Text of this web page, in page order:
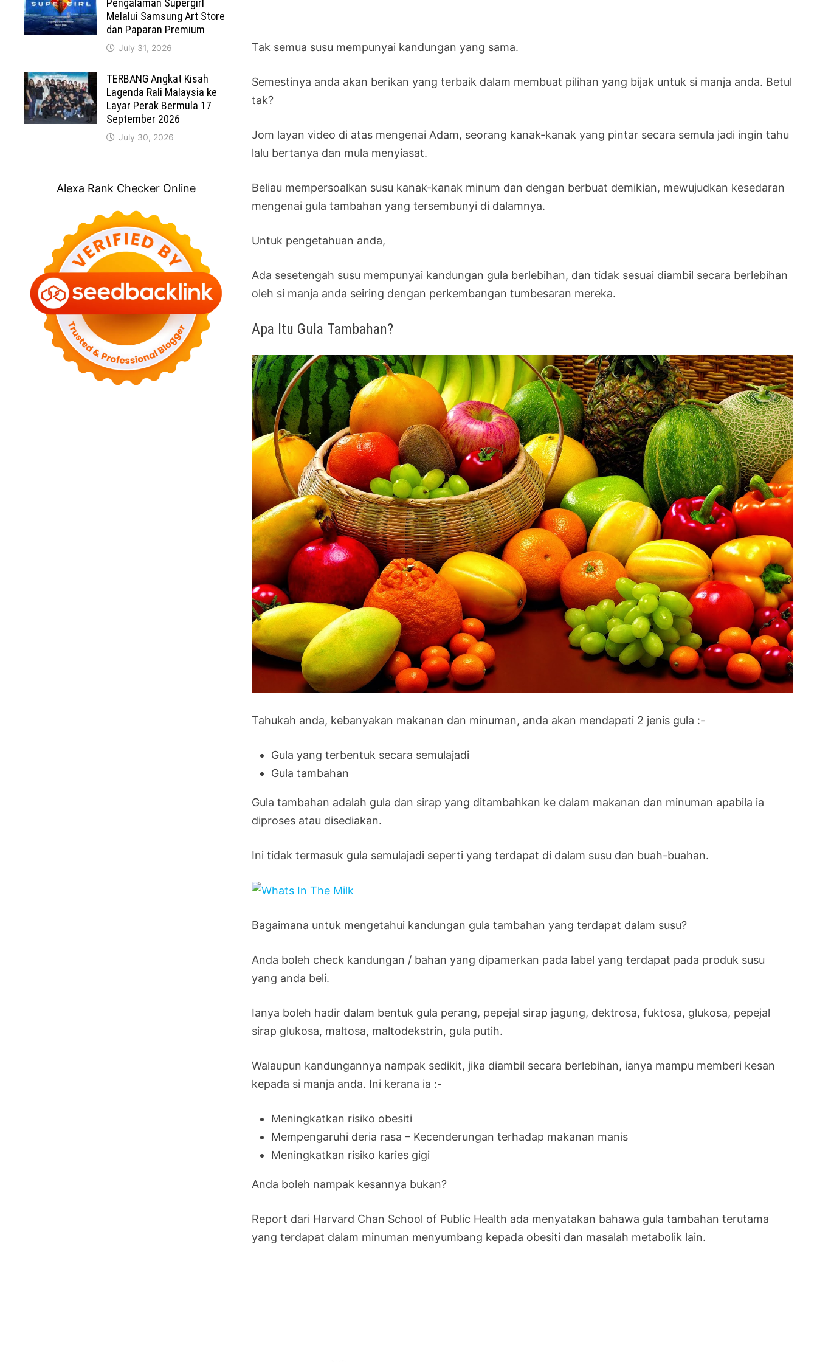
Tak semua susu mempunyai kandungan yang sama.
Semestinya anda akan berikan yang terbaik dalam membuat pilihan yang bijak untuk si manja anda. Betul
tak?
Jom layan video di atas mengenai Adam, seorang kanak-kanak yang pintar secara semula jadi ingin tahu
lalu bertanya dan mula menyiasat.
Beliau mempersoalkan susu kanak-kanak minum dan dengan berbuat demikian, mewujudkan kesedaran
mengenai gula tambahan yang tersembunyi di dalamnya.
Untuk pengetahuan anda,
Ada sesetengah susu mempunyai kandungan gula berlebihan, dan tidak sesuai diambil secara berlebihan
oleh si manja anda seiring dengan perkembangan tumbesaran mereka.
Apa Itu Gula Tambahan?
Tahukah anda, kebanyakan makanan dan minuman, anda akan mendapati 2 jenis gula :-
Gula yang terbentuk secara semulajadi
Gula tambahan
Gula tambahan adalah gula dan sirap yang ditambahkan ke dalam makanan dan minuman apabila ia
diproses atau disediakan.
Ini tidak termasuk gula semulajadi seperti yang terdapat di dalam susu dan buah-buahan.
Bagaimana untuk mengetahui kandungan gula tambahan yang terdapat dalam susu?
Anda boleh check kandungan / bahan yang dipamerkan pada label yang terdapat pada produk susu
yang anda beli.
Ianya boleh hadir dalam bentuk gula perang, pepejal sirap jagung, dektrosa, fuktosa, glukosa, pepejal
sirap glukosa, maltosa, maltodekstrin, gula putih.
Walaupun kandungannya nampak sedikit, jika diambil secara berlebihan, ianya mampu memberi kesan
kepada si manja anda. Ini kerana ia :-
Meningkatkan risiko obesiti
Mempengaruhi deria rasa – Kecenderungan terhadap makanan manis
Meningkatkan risiko karies gigi
Anda boleh nampak kesannya bukan?
Report dari Harvard Chan School of Public Health ada menyatakan bahawa gula tambahan terutama
yang terdapat dalam minuman menyumbang kepada obesiti dan masalah metabolik lain.
Pengalaman Supergirl
Melalui Samsung Art Store
dan Paparan Premium
July 31, 2026
TERBANG Angkat Kisah
Lagenda Rali Malaysia ke
Layar Perak Bermula 17
September 2026
July 30, 2026
Alexa Rank Checker Online